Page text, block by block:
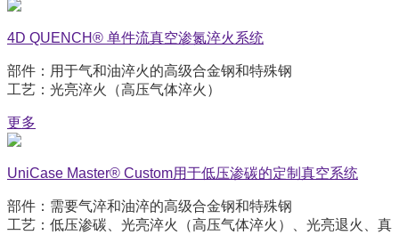
4D QUENCH® 单件流真空渗氮淬火系统
部件：用于气和油淬火的高级合金钢和特殊钢
工艺：光亮淬火（高压气体淬火）
更多
UniCase Master® Custom用于低压渗碳的定制真空系统
部件：需要气淬和油淬的高级合金钢和特殊钢
工艺：低压渗碳、光亮淬火（高压气体淬火）、光亮退火、真